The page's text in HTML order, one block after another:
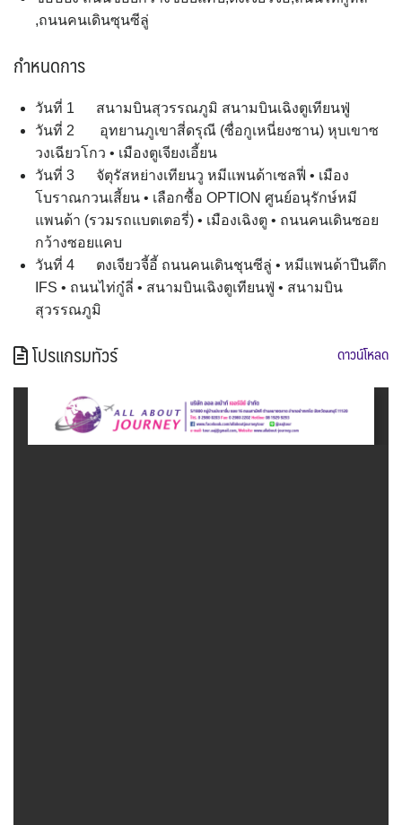
,ถนนคนเดินซุนซีลู่
กำหนดการ
วันที่ 1 สนามบินสุวรรณภูมิ สนามบินเฉิงตูเทียนฟู่
วันที่ 2 อุทยานภูเขาสี่ดรุณี (ซื่อกูเหนี่ยงซาน) หุบเขาซ
วงเฉียวโกว • เมืองตูเจียงเอี้ยน
วันที่ 3 จัตุรัสหย่างเทียนวู หมีแพนด้าเซลฟี่ • เมือง
โบราณกวนเสี้ยน • เลือกซื้อ OPTION ศูนย์อนุรักษ์หมี
แพนด้า (รวมรถแบตเตอรี่) • เมืองเฉิงตู • ถนนคนเดินซอย
กว้างซอยแคบ
วันที่ 4 ตงเจียวจี้อี้ ถนนคนเดินชุนซีลู่ • หมีแพนด้าปีนตึก
IFS • ถนนไท่กู๋ลี่ • สนามบินเฉิงตูเทียนฟู่ • สนามบิน
สุวรรณภูมิ
โปรแกรมทัวร์ ดาวน์โหลด